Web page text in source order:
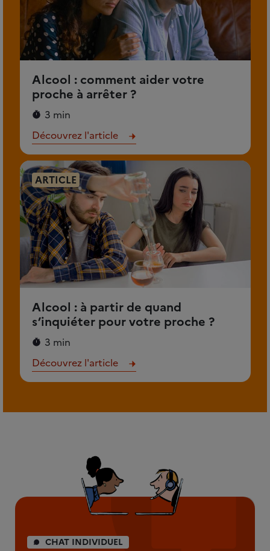
Alcool : comment aider votre
proche à arrêter ?
3 min
Découvrez l'article
ARTICLE
Alcool : à partir de quand
s’inquiéter pour votre proche ?
3 min
Découvrez l'article
CHAT INDIVIDUEL